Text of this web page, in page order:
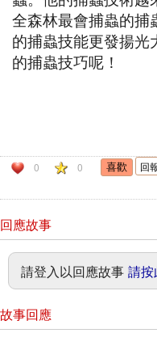
全森林最會捕蟲的捕
的捕蟲技能更發揚
的捕蟲技巧呢！
0 0 回
回應故事
請登入以回應故事 請按
故事回應